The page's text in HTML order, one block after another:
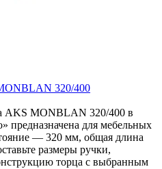
320/400
AKS MONBLAN 320/400 в
предназначена для мебельных
— 320 мм, общая длина
размеры ручки,
торца с выбранным